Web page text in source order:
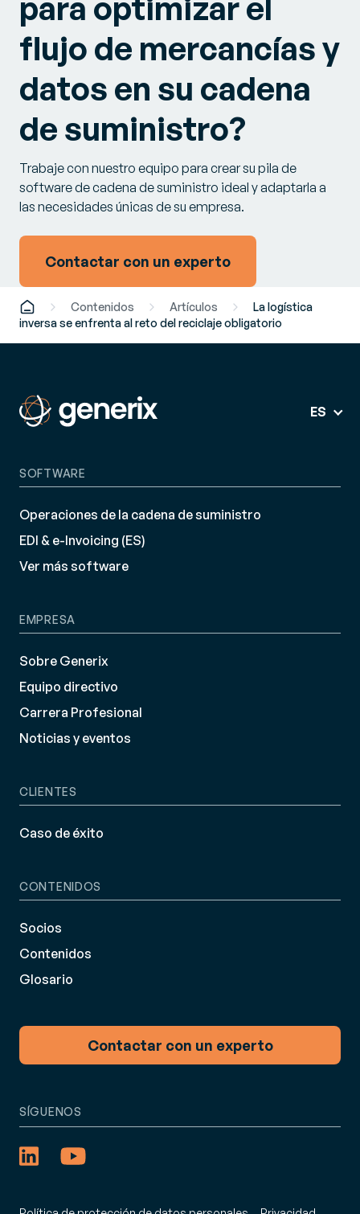
flujo de mercancías y
datos en su cadena
de suministro?
Trabaje con nuestro equipo para crear su pila de
software de cadena de suministro ideal y adaptarla a
las necesidades únicas de su empresa.
Contactar con un experto
Contenidos Artículos
La logística
inversa se enfrenta al reto del reciclaje obligatorio
ES
SOFTWARE
Operaciones de la cadena de suministro
EDI & e-Invoicing (ES)
Ver más software
EMPRESA
Sobre Generix
Equipo directivo
Carrera Profesional
Noticias y eventos
CLIENTES
Caso de éxito
CONTENIDOS
Socios
Contenidos
Glosario
Contactar con un experto
SÍGUENOS